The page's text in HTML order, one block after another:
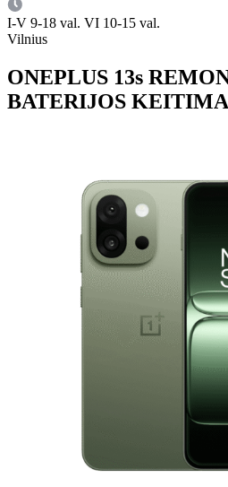
I-V 9-18 val. VI 10-15 val.
Vilnius
ONEPLUS 13s
BATERIJOS